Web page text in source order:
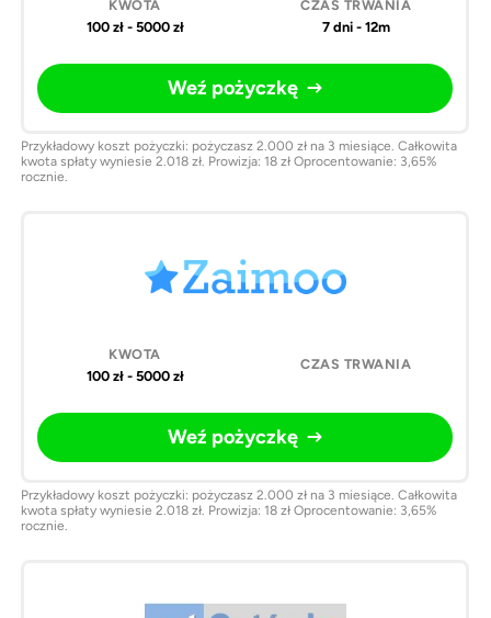
100 zł - 5000 zł 7 dni - 12m
Weź pożyczkę
Przykładowy koszt pożyczki: pożyczasz 2.000 zł na 3 miesiące. Całkowita
kwota spłaty wyniesie 2.018 zł. Prowizja: 18 zł Oprocentowanie: 3,65%
rocznie.
100 zł - 5000 zł
Weź pożyczkę
Przykładowy koszt pożyczki: pożyczasz 2.000 zł na 3 miesiące. Całkowita
kwota spłaty wyniesie 2.018 zł. Prowizja: 18 zł Oprocentowanie: 3,65%
rocznie.